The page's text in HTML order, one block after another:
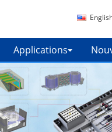
Applications